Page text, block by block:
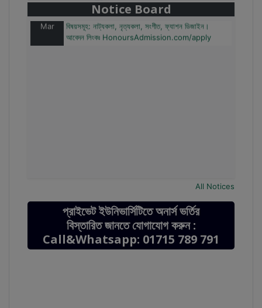
Notice Board
Mar
SSC ও HSC'তে GPA ২+২ থাকলে অনার্স পড়া যাবে।
বিষয়সমূহ: নাট্যকলা, নৃত্যকলা, সংগীত, ফ্যাশন ডিজাইন।
আবেদন লিংকঃ HonoursAdmission.com/apply
All Notices
প্রাইভেট ইউনিভার্সিটিতে অনার্স ভর্তির
বিস্তারিত জানতে যোগাযোগ করুন :
Call&Whatsapp: 01715 789 791